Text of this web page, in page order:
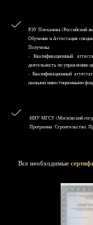
РЭУ Плеханова (Российский
Обучение и Аттестация
Получены:
- Квалификационный
деятельность по управлению
- Квалификационный
паевыми инвестиционными
НИУ MГСУ (Московский
Программа: Строительство,
Все необходимые